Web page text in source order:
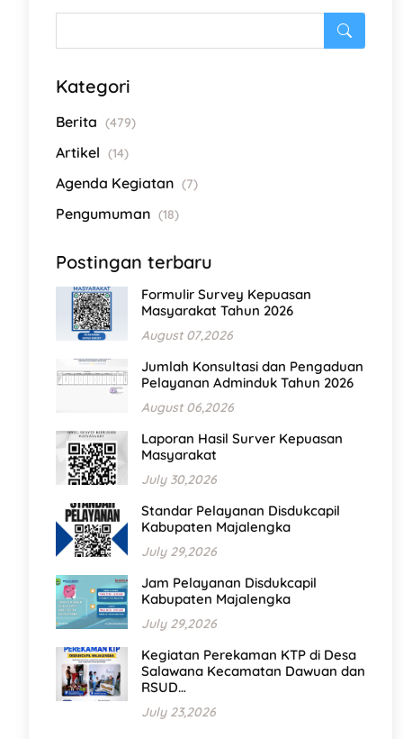
Kategori
Berita (479)
Artikel (14)
Agenda Kegiatan (7)
Pengumuman (18)
Postingan terbaru
Formulir Survey Kepuasan
Masyarakat Tahun 2026
August 07,2026
Jumlah Konsultasi dan Pengaduan
Pelayanan Adminduk Tahun 2026
August 06,2026
Laporan Hasil Surver Kepuasan
Masyarakat
July 30,2026
Standar Pelayanan Disdukcapil
Kabupaten Majalengka
July 29,2026
Jam Pelayanan Disdukcapil
Kabupaten Majalengka
July 29,2026
Kegiatan Perekaman KTP di Desa
Salawana Kecamatan Dawuan dan
RSUD…
July 23,2026